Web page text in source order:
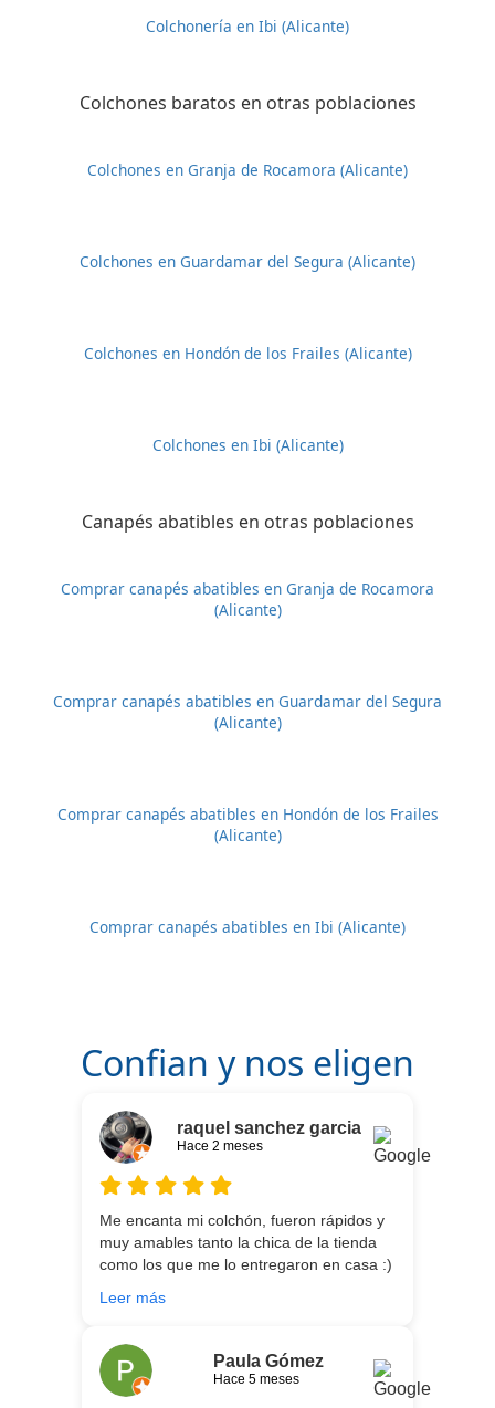
Colchonería en Ibi (Alicante)
Colchones baratos en otras poblaciones
Colchones en Granja de Rocamora (Alicante)
Colchones en Guardamar del Segura (Alicante)
Colchones en Hondón de los Frailes (Alicante)
Colchones en Ibi (Alicante)
Canapés abatibles en otras poblaciones
Comprar canapés abatibles en Granja de Rocamora
(Alicante)
Comprar canapés abatibles en Guardamar del Segura
(Alicante)
Comprar canapés abatibles en Hondón de los Frailes
(Alicante)
Comprar canapés abatibles en Ibi (Alicante)
Confian y nos eligen
raquel sanchez garcia
Hace 2 meses
Me encanta mi colchón, fueron rápidos y
muy amables tanto la chica de la tienda
como los que me lo entregaron en casa :)
meses después:) son todos un encanto y
canapé, una entrega rapidísima y fácil
comunicación con los repartidores que lo
traen y montan :) encantada
Leer más
Paula Gómez
Hace 5 meses